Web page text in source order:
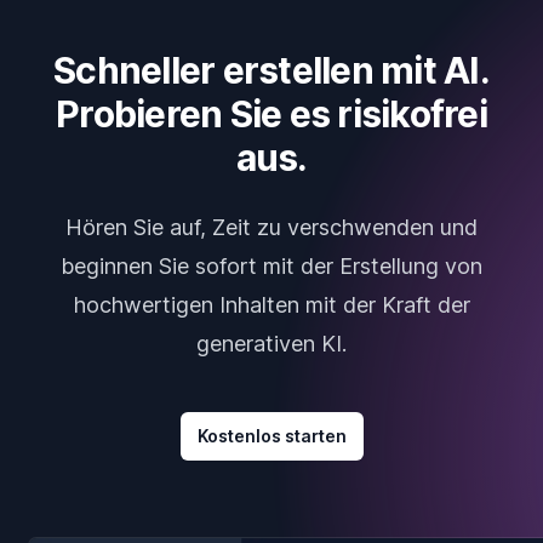
Schneller erstellen mit AI.
Probieren Sie es risikofrei
aus.
Hören Sie auf, Zeit zu verschwenden und
beginnen Sie sofort mit der Erstellung von
hochwertigen Inhalten mit der Kraft der
generativen KI.
Kostenlos starten